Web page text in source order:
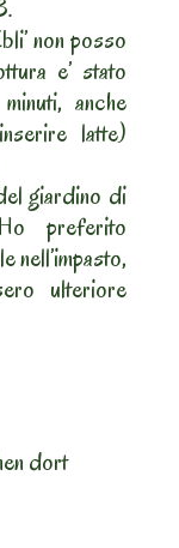
non posso
e’ stato
anche
latte)
giardino di
preferito
nell’impasto,
ulteriore
dort